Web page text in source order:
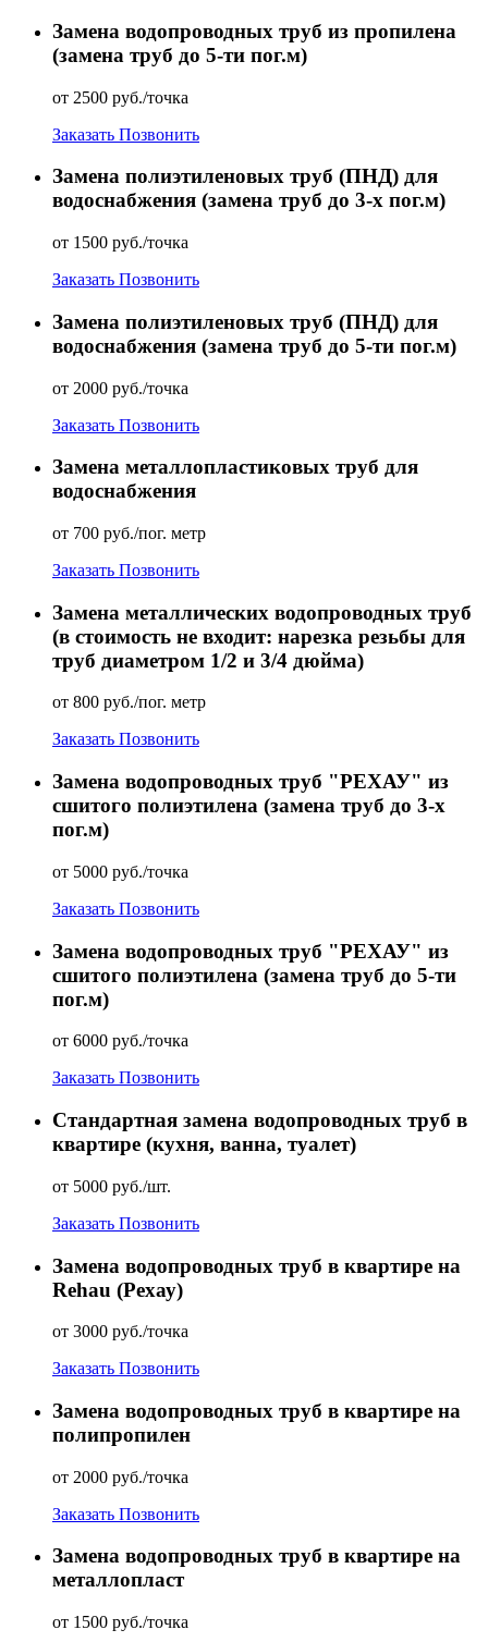
Замена водопроводных труб из пропилена
(замена труб до 5-ти пог.м)
от 2500 руб./точка
Заказать Позвонить
Замена полиэтиленовых труб (ПНД) для
водоснабжения (замена труб до 3-х пог.м)
от 1500 руб./точка
Заказать Позвонить
Замена полиэтиленовых труб (ПНД) для
водоснабжения (замена труб до 5-ти пог.м)
от 2000 руб./точка
Заказать Позвонить
Замена металлопластиковых труб для
водоснабжения
от 700 руб./пог. метр
Заказать Позвонить
Замена металлических водопроводных труб
(в стоимость не входит: нарезка резьбы для
труб диаметром 1/2 и 3/4 дюйма)
от 800 руб./пог. метр
Заказать Позвонить
Замена водопроводных труб "РЕХАУ" из
сшитого полиэтилена (замена труб до 3-х
пог.м)
от 5000 руб./точка
Заказать Позвонить
Замена водопроводных труб "РЕХАУ" из
сшитого полиэтилена (замена труб до 5-ти
пог.м)
от 6000 руб./точка
Заказать Позвонить
Стандартная замена водопроводных труб в
квартире (кухня, ванна, туалет)
от 5000 руб./шт.
Заказать Позвонить
Замена водопроводных труб в квартире на
Rehau (Рехау)
от 3000 руб./точка
Заказать Позвонить
Замена водопроводных труб в квартире на
полипропилен
от 2000 руб./точка
Заказать Позвонить
Замена водопроводных труб в квартире на
металлопласт
от 1500 руб./точка